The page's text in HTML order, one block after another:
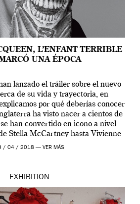
L’ENFANT TERRIBLE
UNA ÉPOCA
lanzado el tráiler sobre el nuevo
de su vida y trayectoria, en
por qué deberías conocer
ha visto nacer a cientos de
han convertido en icono a nivel
Stella McCartney hasta Vivienne
pasando […]
/ 04 / 2018 — VER MÁS
EXHIBITION